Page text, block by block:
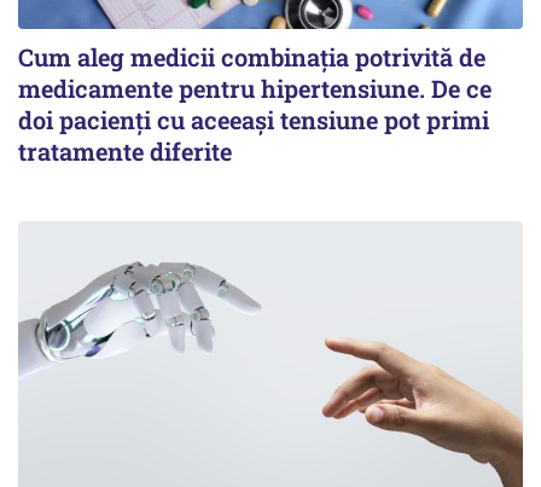
Cum aleg medicii combinația potrivită de
medicamente pentru hipertensiune. De ce
doi pacienți cu aceeași tensiune pot primi
tratamente diferite